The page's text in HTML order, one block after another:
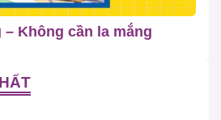
Không cần la mắng